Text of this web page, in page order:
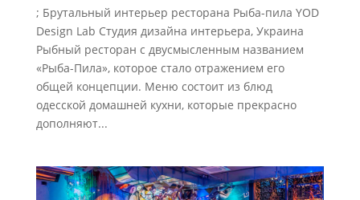
; Брутальный интерьер ресторана Рыба-пила YOD
Design Lab Студия дизайна интерьера, Украина
Рыбный ресторан с двусмысленным названием
«Рыба-Пила», которое стало отражением его
общей концепции. Меню состоит из блюд
одесской домашней кухни, которые прекрасно
дополняют...